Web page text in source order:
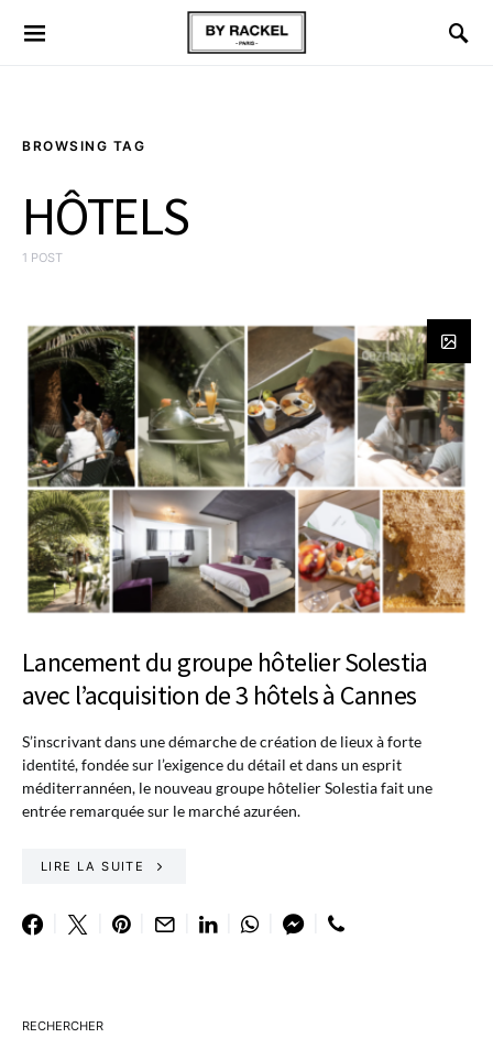
BROWSING TAG
HÔTELS
1 POST
Lancement du groupe hôtelier Solestia
avec l’acquisition de 3 hôtels à Cannes
S’inscrivant dans une démarche de création de lieux à forte
identité, fondée sur l’exigence du détail et dans un esprit
méditerrannéen, le nouveau groupe hôtelier Solestia fait une
entrée remarquée sur le marché azuréen.
LIRE LA SUITE
RECHERCHER